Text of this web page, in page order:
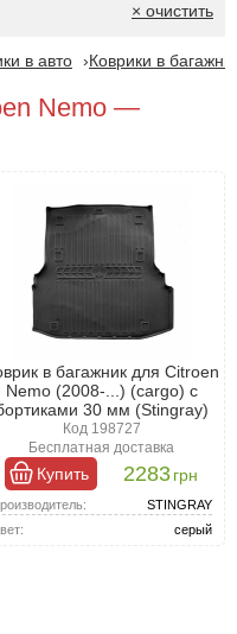
× очистить
в авто Коврики в
Nemo —
в багажник для Citroen
Nemo (2008-...) (cargo) с
30 мм (Stingray)
Код 198727
Бесплатная доставка
Купить 2283грн
STINGRAY
серый